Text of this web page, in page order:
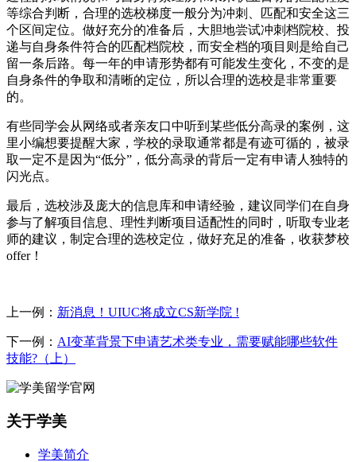
等综合判断，合理的选校梯度一般分为冲刺、匹配和安全这三
个区间定位。做好充分的准备后，大胆地尝试冲刺档院校、投
递与自身条件符合的匹配档院校，而安全档的项目则是给自己
留一条后路。每一年的申请形势都有可能发生变化，不变的是
自身条件的争取和清晰的定位，所以合理的选校是非常重要
的。
有些同学会从网络或者亲友口中听到某些低分高录的案例，这
里小编想要提醒大家，学校的录取通常都是有迹可循的，被录
取一定不是因为“低分”，低分高录的背后一定有申请人独特的
闪光点。
最后，选校涉及庞大的信息库和申请经验，建议同学们在自身
参与了解项目信息、理性判断项目适配性的同时，听取专业老
师的建议，制定合理的选校定位，做好充足的准备，收获梦校
offer！
上一例： 新消息！UIUC将成立CS新学院 !
下一例： AI变革背景下申请艺术类专业，需要赋能哪些软件
技能?（上）
关于学美
学美简介